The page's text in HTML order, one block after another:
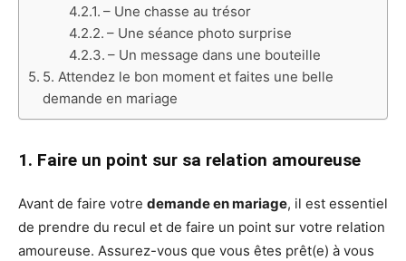
– Une chasse au trésor
– Une séance photo surprise
– Un message dans une bouteille
5. Attendez le bon moment et faites une belle
demande en mariage
1. Faire un point sur sa relation amoureuse
Avant de faire votre demande en mariage, il est essentiel
de prendre du recul et de faire un point sur votre relation
amoureuse. Assurez-vous que vous êtes prêt(e) à vous